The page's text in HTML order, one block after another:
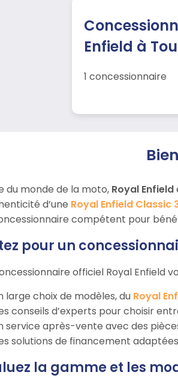
Enfield à
1 concessionnaire
du monde de la moto, Royal Enfield
d’une Royal Enfield Classic
compétent pour
pour un
officiel Royal Enfield
large choix de modèles, du Royal
conseils d’experts pour choisir
service après-vente avec des
solutions de financement
la gamme et les